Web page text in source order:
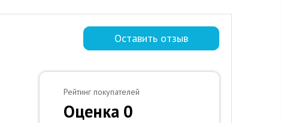
Оставить отзыв
Рейтинг покупателей
Оценка 0